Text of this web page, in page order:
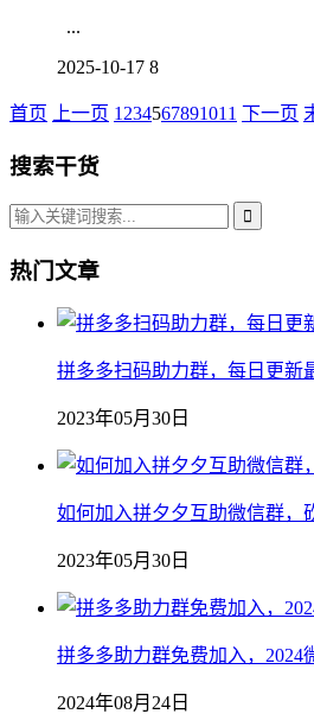
...
2025-10-17 8
首页 上一页 1 234567891011 下一页
搜索干货
热门文章
拼多多扫码助力群，每日更新
2023年05月30日
如何加入拼夕夕互助微信群，
2023年05月30日
拼多多助力群免费加入，2024
2024年08月24日